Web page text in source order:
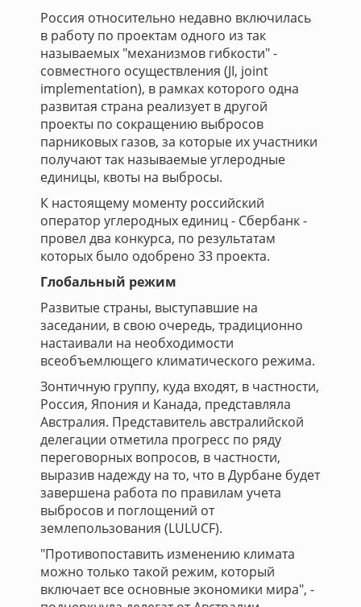
Россия относительно недавно включилась
в работу по проектам одного из так
называемых "механизмов гибкости" -
совместного осуществления (JI, joint
implementation), в рамках которого одна
развитая страна реализует в другой
проекты по сокращению выбросов
парниковых газов, за которые их участники
получают так называемые углеродные
единицы, квоты на выбросы.
К настоящему моменту российский
оператор углеродных единиц - Сбербанк -
провел два конкурса, по результатам
которых было одобрено 33 проекта.
Глобальный режим
Развитые страны, выступавшие на
заседании, в свою очередь, традиционно
настаивали на необходимости
всеобъемлющего климатического режима.
Зонтичную группу, куда входят, в частности,
Россия, Япония и Канада, представляла
Австралия. Представитель австралийской
делегации отметила прогресс по ряду
переговорных вопросов, в частности,
выразив надежду на то, что в Дурбане будет
завершена работа по правилам учета
выбросов и поглощений от
землепользования (LULUCF).
"Противопоставить изменению климата
можно только такой режим, который
включает все основные экономики мира", -